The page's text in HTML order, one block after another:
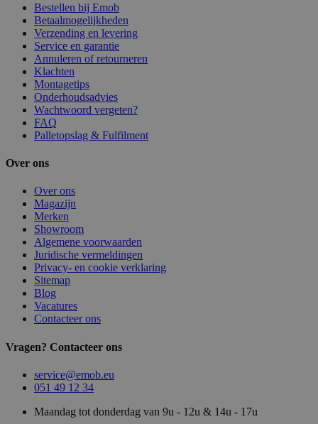
Bestellen bij Emob
Betaalmogelijkheden
Verzending en levering
Service en garantie
Annuleren of retourneren
Klachten
Montagetips
Onderhoudsadvies
Wachtwoord vergeten?
FAQ
Palletopslag & Fulfilment
Over ons
Over ons
Magazijn
Merken
Showroom
Algemene voorwaarden
Juridische vermeldingen
Privacy- en cookie verklaring
Sitemap
Blog
Vacatures
Contacteer ons
Vragen? Contacteer ons
service@emob.eu
051 49 12 34
Maandag tot donderdag van 9u - 12u & 14u - 17u